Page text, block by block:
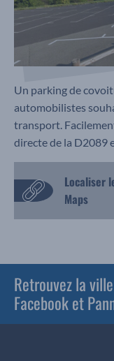
Un parking de
automobilistes
transport.
directe de la D2089
Localiser
Maps
Retrouvez la
Facebook et